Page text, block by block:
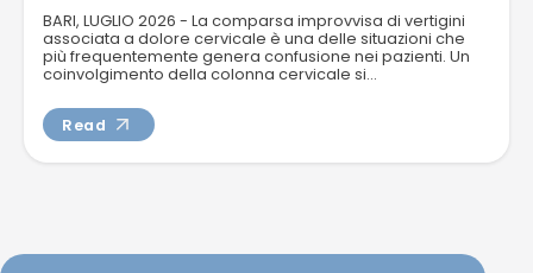
BARI, LUGLIO 2026 - La comparsa improvvisa di vertigini
associata a dolore cervicale è una delle situazioni che
più frequentemente genera confusione nei pazienti. Un
coinvolgimento della colonna cervicale si...
Read